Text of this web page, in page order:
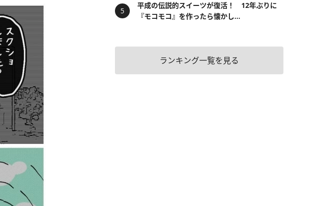
平成の伝説的スイーツが復活！ 12年ぶりに
『モコモコ』を作ったら懐かし...
ランキング一覧を見る